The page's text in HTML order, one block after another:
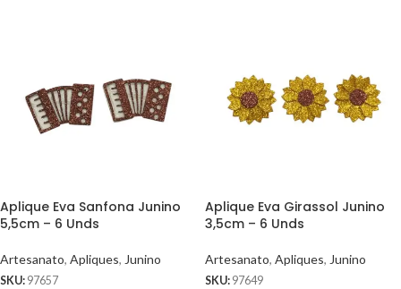
Aplique Eva Sanfona Junino
5,5cm – 6 Unds
Artesanato, Apliques, Junino
SKU: 97657
Aplique Eva Girassol Junino
3,5cm – 6 Unds
Artesanato, Apliques, Junino
SKU: 97649